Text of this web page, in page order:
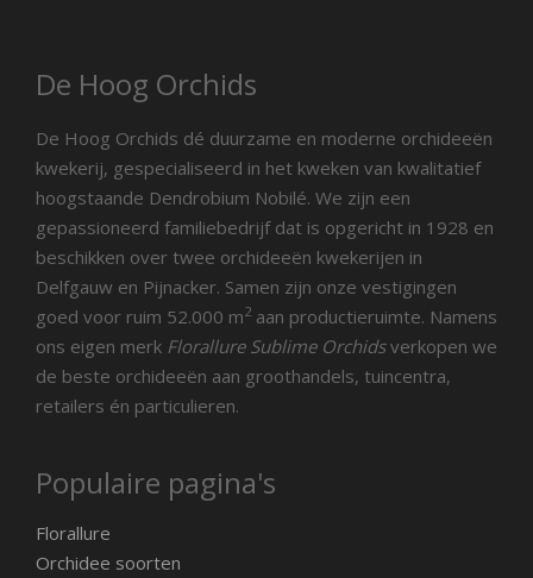
De Hoog Orchids
De Hoog Orchids dé duurzame en moderne orchideeën
kwekerij, gespecialiseerd in het kweken van kwalitatief
hoogstaande Dendrobium Nobilé. We zijn een
gepassioneerd familiebedrijf dat is opgericht in 1928 en
beschikken over twee orchideeën kwekerijen in
Delfgauw en Pijnacker. Samen zijn onze vestigingen
goed voor ruim 52.000 m2 aan productieruimte. Namens
ons eigen merk Florallure Sublime Orchidsverkopen we
de beste orchideeën aan groothandels, tuincentra,
retailers én particulieren.
Populaire pagina's
Florallure
Orchidee soorten